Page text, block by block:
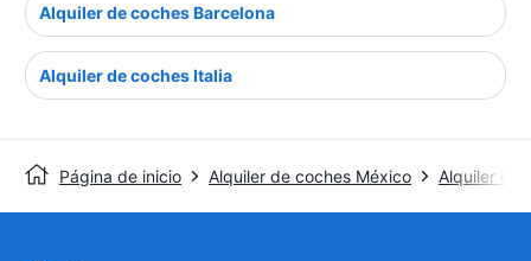
Alquiler de coches Barcelona
Alquiler de coches Italia
Página de inicio Alquiler de coches México Alquiler de